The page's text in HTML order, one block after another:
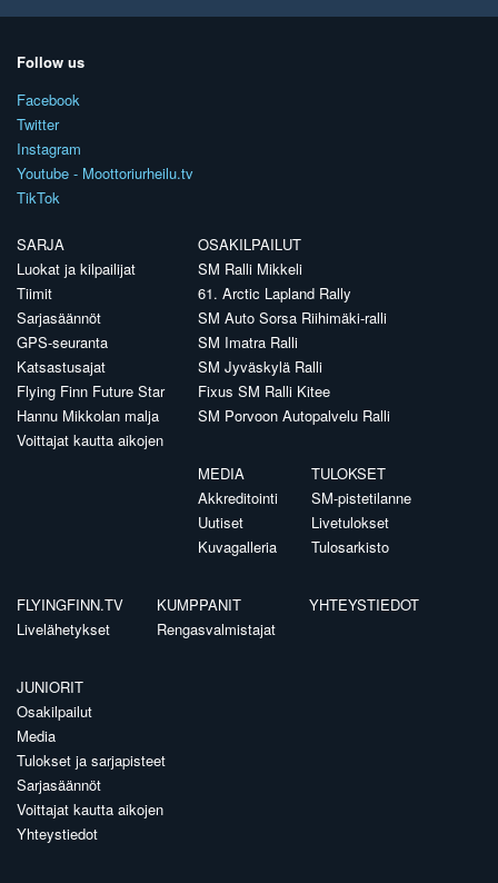
Follow us
Facebook
Twitter
Instagram
Youtube - Moottoriurheilu.tv
TikTok
SARJA
Luokat ja kilpailijat
Tiimit
Sarjasäännöt
GPS-seuranta
Katsastusajat
Flying Finn Future Star
Hannu Mikkolan malja
Voittajat kautta aikojen
OSAKILPAILUT
SM Ralli Mikkeli
61. Arctic Lapland Rally
SM Auto Sorsa Riihimäki-ralli
SM Imatra Ralli
SM Jyväskylä Ralli
Fixus SM Ralli Kitee
SM Porvoon Autopalvelu Ralli
MEDIA
Akkreditointi
Uutiset
Kuvagalleria
TULOKSET
SM-pistetilanne
Livetulokset
Tulosarkisto
FLYINGFINN.TV
Livelähetykset
KUMPPANIT
Rengasvalmistajat
YHTEYSTIEDOT
JUNIORIT
Osakilpailut
Media
Tulokset ja sarjapisteet
Sarjasäännöt
Voittajat kautta aikojen
Yhteystiedot